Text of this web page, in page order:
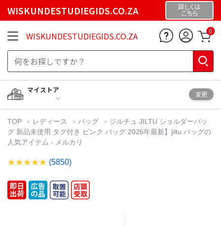
WISKUNDESTUDIEGIDS.CO.ZA 詳しくは
こちら
WISKUNDESTUDIEGIDS.CO.ZA 0
マイストア
変更
TOP レディース バッグ
ジルチュ JILTU ショルダーバッ
グ 新品未使用 タグ付き ピンク バッグ 2026年最新】jiltu バッグの
人気アイテム - メルカリ
(5850)